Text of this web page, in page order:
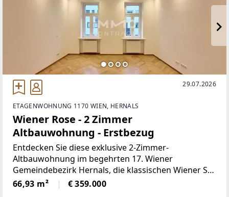
29.07.2026
ETAGENWOHNUNG 1170 WIEN, HERNALS
Wiener Rose - 2 Zimmer
Altbauwohnung - Erstbezug
Entdecken Sie diese exklusive 2-Zimmer-
Altbauwohnung im begehrten 17. Wiener
Gemeindebezirk Hernals, die klassischen Wiener Stil
mit modernem Wohnkomfort verbindet. Die Einheit
ist frisch saniert und steht als Erstbezug zur
66,93 m² € 359.000